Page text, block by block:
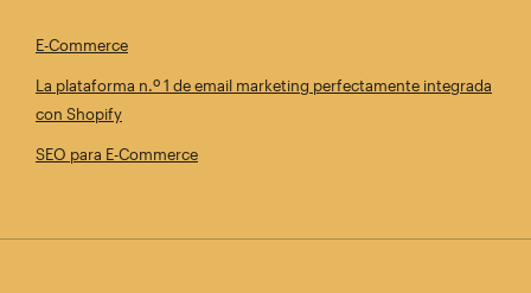
E-Commerce
La plataforma n.º 1 de email marketing perfectamente integrada
con Shopify
SEO para E-Commerce